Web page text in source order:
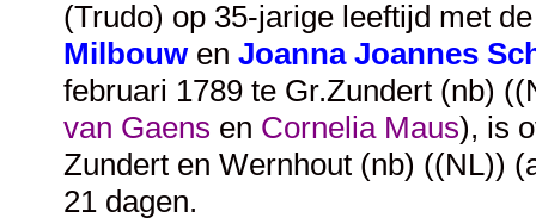
(Trudo) op 35-jarige leeftijd met
Milbouwen Joanna Joannes
februari 1789 te Gr.Zundert (nb)
van Gaens en Cornelia Maus), is
Zundert en Wernhout (nb) ((NL))
21 dagen.